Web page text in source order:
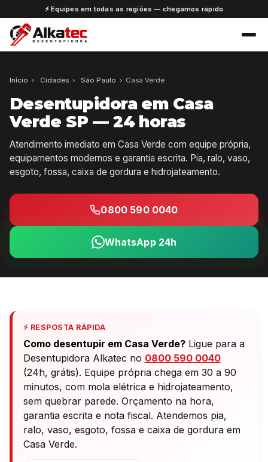
⚡ Equipes em todas as regiões — chegamos rápido
Início › Cidades › São Paulo › Casa Verde
Desentupidora em Casa
Verde SP — 24 horas
Atendimento imediato em Casa Verde com equipe própria,
equipamentos modernos e garantia escrita. Pia, ralo, vaso,
esgoto, fossa, caixa de gordura e hidrojateamento.
0800 590 0040
WhatsApp 24h
⚡ RESPOSTA RÁPIDA
Como desentupir em Casa Verde?Ligue para a
Desentupidora Alkatec no 0800 590 0040
(24h, grátis). Equipe própria chega em 30 a 90
minutos, com mola elétrica e hidrojateamento,
sem quebrar parede. Orçamento na hora,
garantia escrita e nota fiscal. Atendemos pia,
ralo, vaso, esgoto, fossa e caixa de gordura em
Casa Verde.